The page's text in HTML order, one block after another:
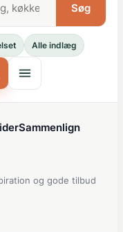
Søg
Alle indlæg
Sammenlign
og gode tilbud